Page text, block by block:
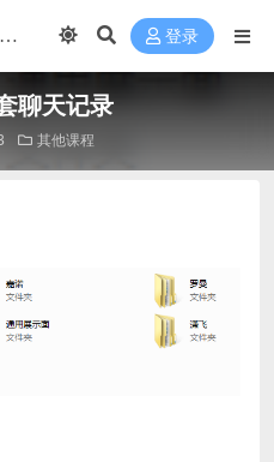
登录
聊天记录
其他课程